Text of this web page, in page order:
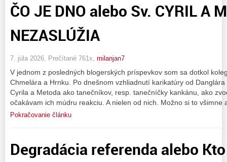
ČO JE DNO alebo Sv. CYRIL A
NEZASLÚŽIA
7. júla 2026, Prečítané 761x, milanjan7
V jednom z posledných blogerských príspevkov som sa dotkol
Chmelára a Hrnku. Po dnešnom vzhliadnutí karikatúry od
Cyrila a Metoda ako tanečníkov, resp. tanečníčky kankánu, ako
očakávam ich múdru reakciu. A nielen od nich. Možno si to všimne
Pokračovanie článku
Degradácia referenda alebo